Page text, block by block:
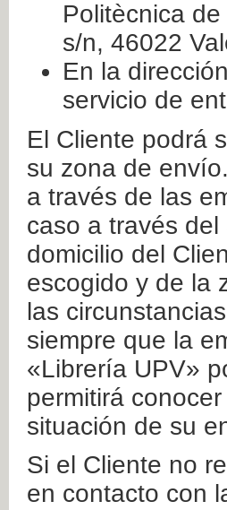
Politècnica
s/n, 46022
En la
servicio de
El Cliente podrá
su zona de
a través de las
caso a través
domicilio del
escogido y de la
las
siempre que la
«Librería UPV»
permitirá
situación de su
Si el Cliente no
en contacto con